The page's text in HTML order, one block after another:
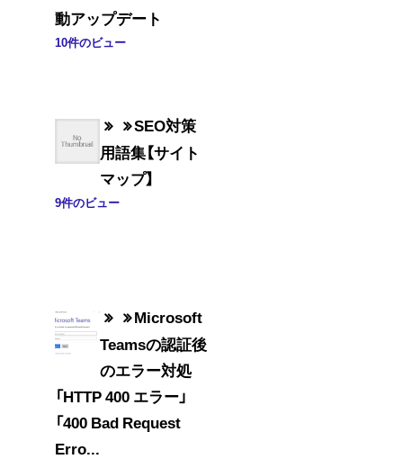
動アップデート
10件のビュー
SEO対策
用語集【サイト
マップ】
9件のビュー
Microsoft
Teamsの認証後
のエラー対処
「HTTP 400 エラー」
「400 Bad Request
Erro...